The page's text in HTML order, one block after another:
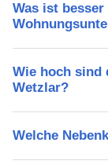
Was ist
Wie hoch sind
Wetzlar?
Welche